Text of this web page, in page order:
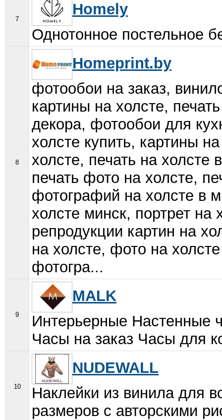
7
Homely
Однотонное постельное
8
Homeprint.by
фотообои на заказ,
картины на холсте,
декора, фотообои для
холсте купить, картины
холсте, печать на холсте
печать фото на холсте,
фотографий на холсте в
холсте минск, портрет на
репродукции картин на
на холсте, фото на
фотогра...
9
MALK
Интерьерные Настенные
Часы на заказ Часы для
10
NUDEWALL
Наклейки из винила для
размеров с авторскими